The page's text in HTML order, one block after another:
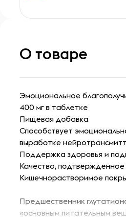
О товаре
Эмоциональное
400 мг в таблетке
Пищевая добавка
Способствует
выработке
Поддержка здоровья и
Качество, подтвержденное
Кишечнорастворимое
Предшественник
«основным питательным